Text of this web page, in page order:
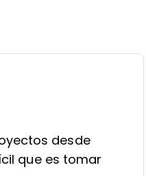
desde
que es tomar